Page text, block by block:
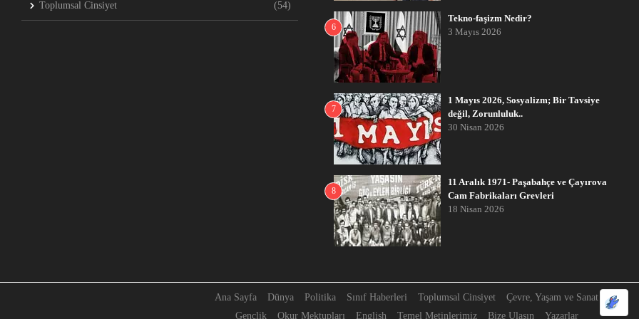
Toplumsal Cinsiyet (54)
6
Tekno-faşizm Nedir?
3 Mayıs 2026
7
1 Mayıs 2026, Sosyalizm; Bir Tavsiye
değil, Zorunluluk..
30 Nisan 2026
8
11 Aralık 1971- Paşabahçe ve Çayırova
Cam Fabrikaları Grevleri
18 Nisan 2026
Ana Sayfa Dünya Politika Sınıf Haberleri Toplumsal Cinsiyet
Çevre, Yaşam ve Sanat
Gençlik
Okur Mektupları English Temel Metinlerimiz Bize Ulaşın Yazarlar